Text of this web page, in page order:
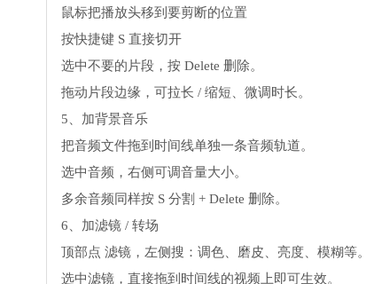
鼠标把播放头移到要剪断的位置
按快捷键 S 直接切开
选中不要的片段，按 Delete 删除。
拖动片段边缘，可拉长 / 缩短、微调时长。
5、加背景音乐
把音频文件拖到时间线单独一条音频轨道。
选中音频，右侧可调音量大小。
多余音频同样按 S 分割 + Delete 删除。
6、加滤镜 / 转场
顶部点 滤镜，左侧搜：调色、磨皮、亮度、模糊等。
选中滤镜，直接拖到时间线的视频上即可生效。